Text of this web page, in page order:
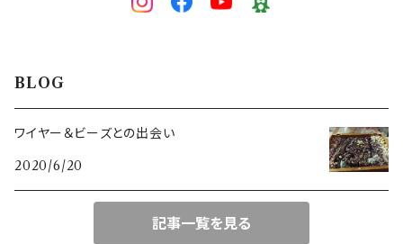
白
イエロー
グリーン
技法で選ぶ
ワイヤーワーク
スキルレベルで選ぶ（初級～上級）
マスクコード
ペンチ･ニッパー
BLOG
ワイヤー＆ビーズとの出会い
2020/6/20
記事一覧を見る